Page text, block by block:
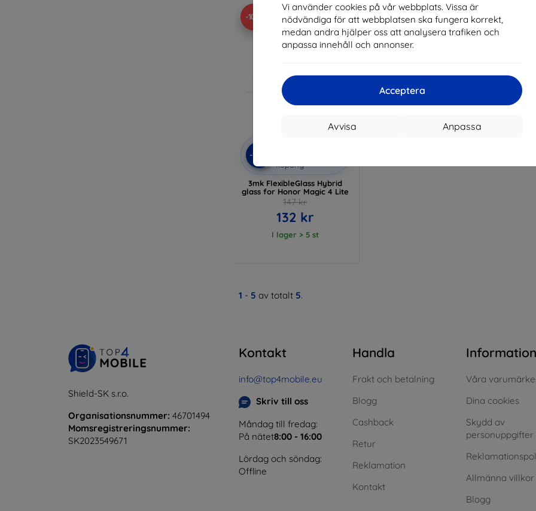
Vi använder cookies på vår webbplats. Vissa är
nödvändiga för att webbplatsen ska fungera korrekt,
medan andra hjälper oss att analysera trafiken och
anpassa innehåll och annonser.
Acceptera
Anpassa
Avvisa
-10%
-10%
kupong
3mk FlexibleGlass Hybrid
glass for Honor Magic 4 Lite
147 kr
132 kr
I lager > 5 st
1 - 5 av totalt 5.
Shield-SK s.r.o.
Organisationsnummer: 46701494
Momsregistreringsnummer:
SK2023549671
Kontakt
info@top4mobile.eu
Skriv till oss
Måndag till fredag:
På nätet8:00 - 16:00
Lördag och söndag:
Offline
Handla
Frakt och betalning
Blogg
Cashback
Retur
Reklamation
Kontakt
Information
Våra
Dina cookies
Skydd av
personuppgifter
Allmänna villkor
Blogg